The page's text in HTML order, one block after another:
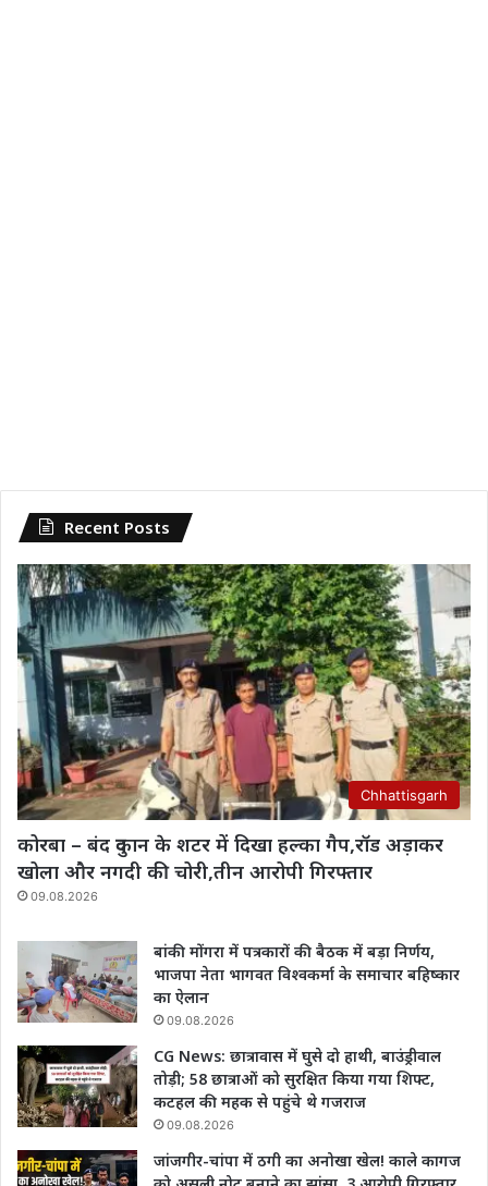
Recent Posts
Chhattisgarh
कोरबा – बंद दुकान के शटर में दिखा हल्का गैप,रॉड अड़ाकर
खोला और नगदी की चोरी,तीन आरोपी गिरफ्तार
09.08.2026
बांकी मोंगरा में पत्रकारों की बैठक में बड़ा निर्णय,
भाजपा नेता भागवत विश्वकर्मा के समाचार बहिष्कार
का ऐलान
09.08.2026
CG News: छात्रावास में घुसे दो हाथी, बाउंड्रीवाल
तोड़ी; 58 छात्राओं को सुरक्षित किया गया शिफ्ट,
कटहल की महक से पहुंचे थे गजराज
09.08.2026
जांजगीर-चांपा में ठगी का अनोखा खेल! काले कागज